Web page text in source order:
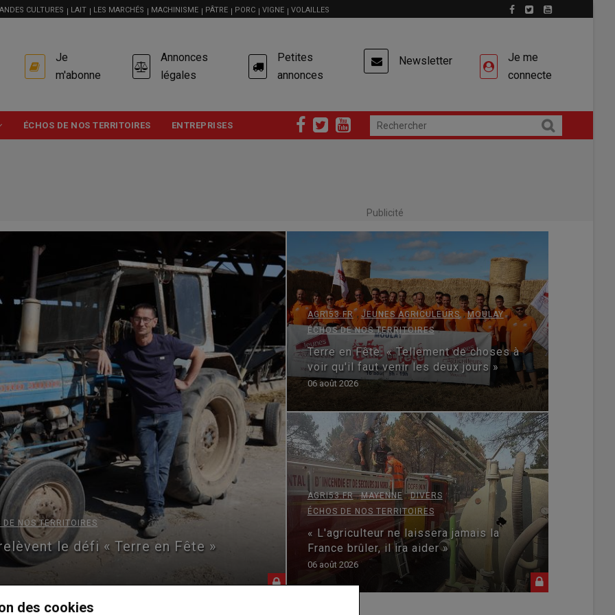
CULTURES LAIT LES MARCHÉS MACHINISME PÂTRE PORC VIGNE VOLAILLES
USER
ACCOUNT
MENU
Je
m'abonne
Annonces
légales
Petites
annonces
Newsletter
Je me
connecte
ÉCHOS DE NOS TERRITOIRES ENTREPRISES
Publicité
MOULAY ,
TERRITOIRES
« Tellement de choses à
venir les deux jours »
DIVERS
TERRITOIRES
ne laissera jamais la
il ira aider »
PRAIRIES ,RÉCOLTE
Fortes chaleurs et déficit fourrager : « Espérer n’est pas une
des cookies